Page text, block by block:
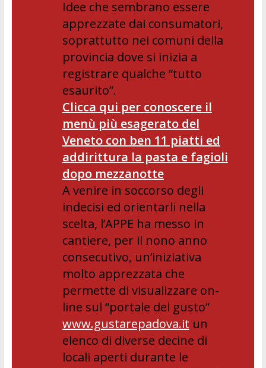
Idee che sembrano essere
apprezzate dai consumatori,
soprattutto nei comuni della
provincia dove si inizia a
registrare qualche “tutto
esaurito”.
Clicca qui per conoscere il
menù più esagerato del
Veneto con ben 11 piatti ed
addirittura la pasta e fagioli
dopo mezzanotte
A venire in soccorso degli
indecisi ed orientarli nella
scelta, l’APPE ha messo in
cantiere, per il nono anno
consecutivo, un’iniziativa
molto apprezzata che
permette di visualizzare on-
line sul “portale del gusto”
www.gustarepadova.it un
elenco di diverse decine di
locali aperti durante le